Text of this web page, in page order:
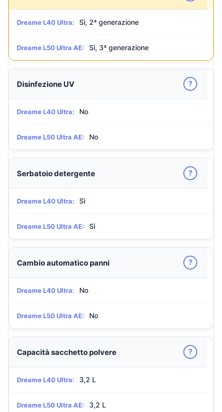
Dreame L40 Ultra: Sì, 2ª generazione
Dreame L50 Ultra AE: Sì, 3ª generazione
Disinfezione UV ?
Dreame L40 Ultra: No
Dreame L50 Ultra AE: No
Serbatoio detergente ?
Dreame L40 Ultra: Sì
Dreame L50 Ultra AE: Sì
Cambio automatico panni ?
Dreame L40 Ultra: No
Dreame L50 Ultra AE: No
Capacità sacchetto polvere ?
Dreame L40 Ultra: 3,2 L
Dreame L50 Ultra AE: 3,2 L